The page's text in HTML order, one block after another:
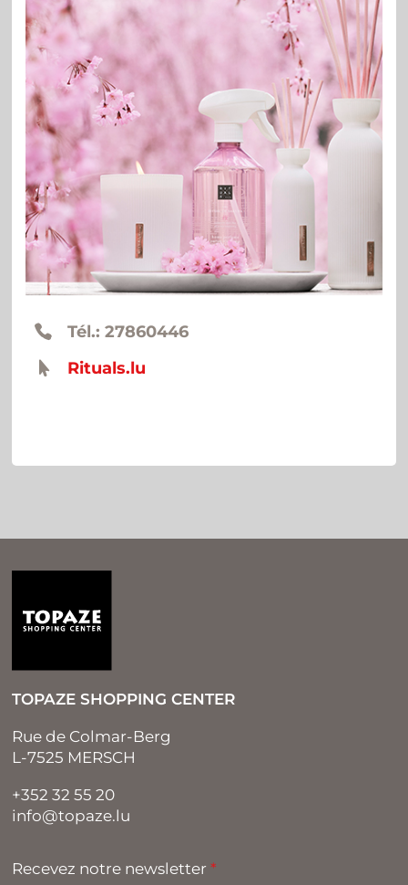
Tél.: 27860446
Rituals.lu
TOPAZE SHOPPING CENTER
Rue de Colmar-Berg
L-7525 MERSCH
+352 32 55 20
info@topaze.lu
Recevez notre newsletter *